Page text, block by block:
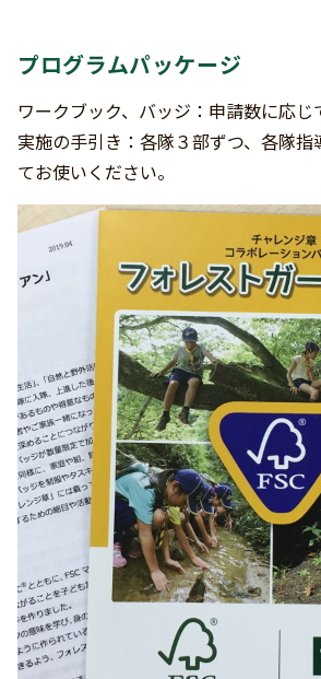
プログラムパッケージ
ワークブック、バッジ：申請数に応じ
実施の手引き：各隊３部ずつ、各隊指
てお使いください。